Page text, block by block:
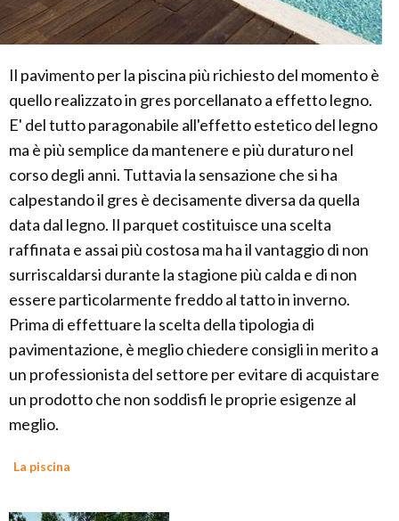
Il pavimento per la piscina più richiesto del momento è
quello realizzato in gres porcellanato a effetto legno.
E' del tutto paragonabile all'effetto estetico del legno
ma è più semplice da mantenere e più duraturo nel
corso degli anni. Tuttavia la sensazione che si ha
calpestando il gres è decisamente diversa da quella
data dal legno. Il parquet costituisce una scelta
raffinata e assai più costosa ma ha il vantaggio di non
surriscaldarsi durante la stagione più calda e di non
essere particolarmente freddo al tatto in inverno.
Prima di effettuare la scelta della tipologia di
pavimentazione, è meglio chiedere consigli in merito a
un professionista del settore per evitare di acquistare
un prodotto che non soddisfi le proprie esigenze al
meglio.
La piscina